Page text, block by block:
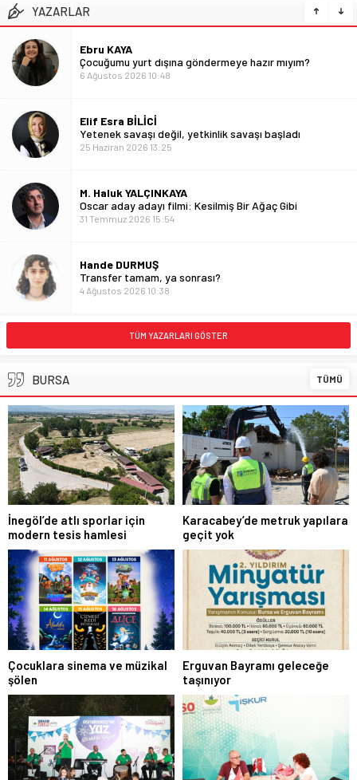
YAZARLAR
Ebru KAYA
Çocuğumu yurt dışına göndermeye hazır mıyım?
6 Ağustos 2026 10:48
Elif Esra BİLİCİ
Yetenek savaşı değil, yetkinlik savaşı başladı
25 Haziran 2026 13:25
M. Haluk YALÇINKAYA
Oscar aday adayı filmi: Kesilmiş Bir Ağaç Gibi
31 Temmuz 2026 15:54
Hande DURMUŞ
Transfer tamam, ya sonrası?
4 Ağustos 2026 10:38
Hasan YILMAZ
Petrol Savaşları ve Orta Koridor: Borsaların Yeni
İbrahim Çoban
Yenişehirlinin ekmeğine siyasetin gölgesi düşmesin
6 Ağustos 2025 15:13
Kemal KARAKUZU
KURUN GÖLGESİNDEKİ KONUT
20 Temmuz 2026 12:23
Merve AKMAN
Bavul hazırlayan yapay zekâ, kararı veren insan
7 Ağustos 2026 11:38
Sevda ALTUN ADLI
Ödenmeyen kirada haklı ihtar
3 Haziran 2025 11:36
Tuğba Özçetin
Dünya yanarken bahar gelir mi?
6 Mart 2026 14:33
İrem ERBAŞ
TÜM YAZARLARI GÖSTER
BURSA TÜMÜ
İnegöl’de atlı sporlar için
modern tesis hamlesi
Karacabey’de metruk yapılara
geçit yok
Çocuklara sinema ve müzikal
şölen
Erguvan Bayramı geleceğe
taşınıyor